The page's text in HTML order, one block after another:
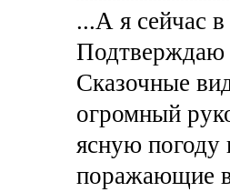
...А я сейчас
Подтверждаю
Сказочные
огромный
ясную погоду
поражающие